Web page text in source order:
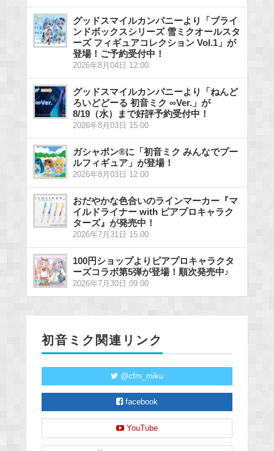
グッドスマイルカンパニーより「ブライ
ンドボックスシリーズ 雪ミクオールスタ
ーズ フィギュアコレクション Vol.1」が
登場！ご予約受付中！
2026年8月04日 12:00
グッドスマイルカンパニーより「ねんど
ろいどどーる 初音ミク ∞Ver.」が
8/19（水）まで好評予約受付中！
2026年8月03日 15:00
ガシャポン®に「初音ミク みんなでプー
ルフィギュア」が登場！
2026年8月03日 12:00
おだやかな色合いのラインマーカー『マ
イルドライナー with ピアプロキャラク
ターズ』が発売中！
2026年7月31日 15:00
100円ショップよりピアプロキャラクタ
ーズコラボ第5弾が登場！順次発売中♪
2026年7月30日 09:00
初音ミク関連リンク
@cfm_miku
facebook
YouTube